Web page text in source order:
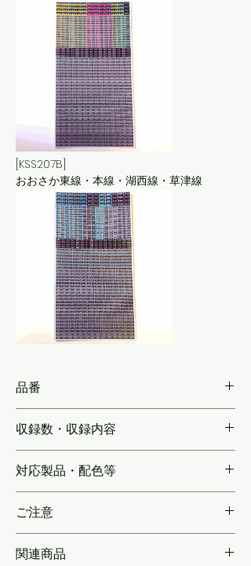
[KSS207B]
おおさか東線・本線・湖西線・草津線
品番
収録数・収録内容
ルカラーLED行先表示・207系の種別幕を収
録。＊基盤部分を黒ではなく濃茶とすること
で，黒枠とは異なる色味の黒を再現していま
す。
対応製品・配色等
ご注意
ています（KLX260番台）。
関連商品